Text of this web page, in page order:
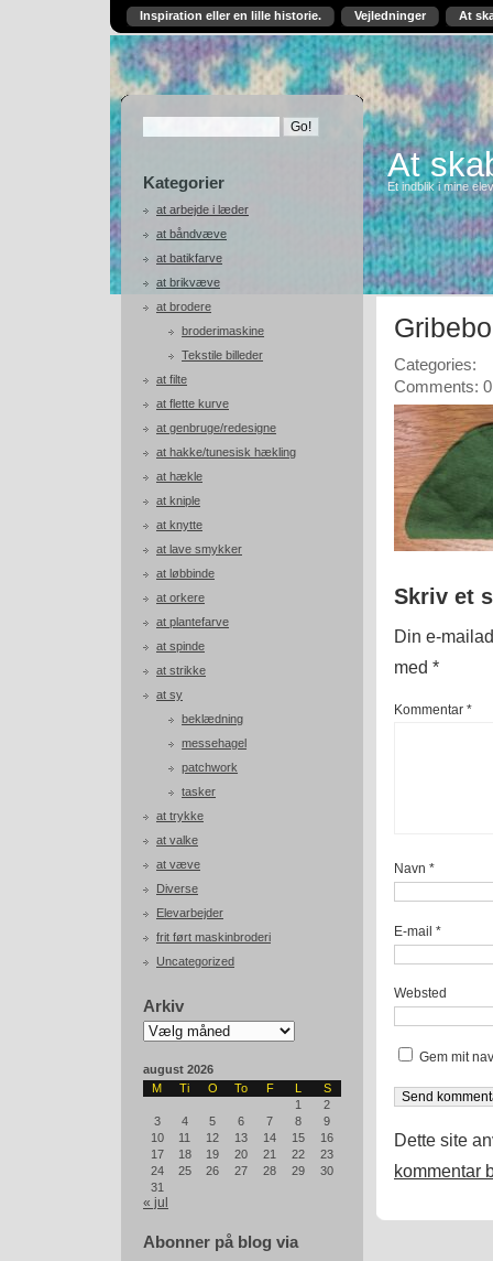
Inspiration eller en lille historie. Vejledninger At
Kategorier
at arbejde i læder
at båndvæve
at batikfarve
at brikvæve
at brodere
broderimaskine
Tekstile billeder
at filte
at flette kurve
at genbruge/redesigne
at hakke/tunesisk hækling
at hækle
at kniple
at knytte
at lave smykker
at løbbinde
at orkere
at plantefarve
at spinde
at strikke
at sy
beklædning
messehagel
patchwork
tasker
at trykke
at valke
at væve
Diverse
Elevarbejder
frit ført maskinbroderi
Uncategorized
Arkiv
Arkiv
august 2026
M
Ti O To F L
S
1
2
3
4 5 6 7 8
9
10
11 12 13 14 15
16
17
18 19 20 21 22
23
24
25 26 27 28 29
30
31
« jul
Abonner på blog via
At
Et indblik i mine
Categories:
Comments: 0
Skriv et
Din e-
med *
Kommentar *
Navn *
E-mail *
Websted
Gem mit
Dette site
kommentar